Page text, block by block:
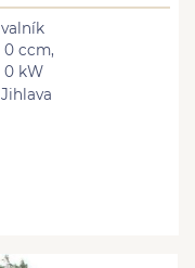
valník
0 ccm,
0 kW
Jihlava